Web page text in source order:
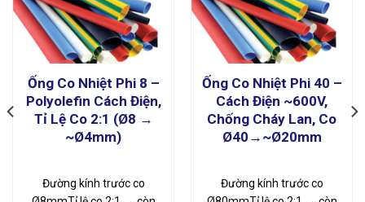
Ống Co Nhiệt Phi 8 –
Polyolefin Cách Điện,
Tỉ Lệ Co 2:1 (Ø8 →
~Ø4mm)
Đường kính trước co
Ống Co Nhiệt Phi 40 –
Cách Điện ~600V,
Chống Cháy Lan, Co
Ø40→~Ø20mm
Đường kính trước co